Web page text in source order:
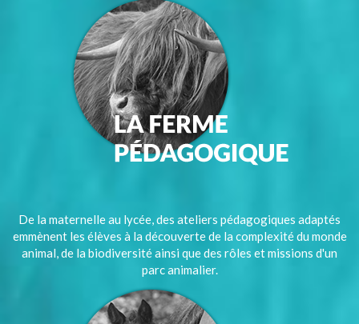
De la maternelle au lycée, des ateliers pédagogiques adaptés
emmènent les élèves à la découverte de la complexité du monde
animal, de la biodiversité ainsi que des rôles et missions d'un
parc animalier.